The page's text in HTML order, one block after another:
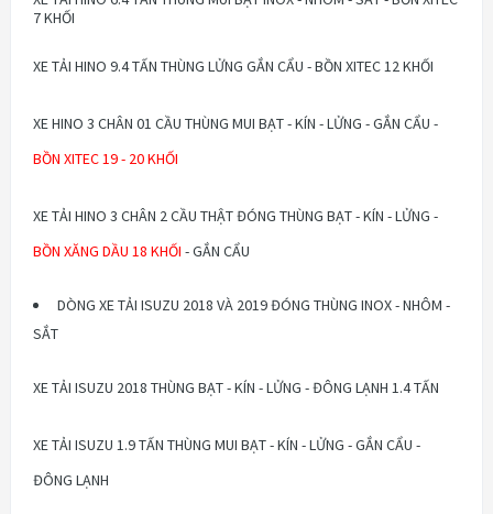
7 KHỐI
XE TẢI HINO 9.4 TẤN THÙNG LỬNG GẮN CẨU - BỒN XITEC 12 KHỐI
XE HINO 3 CHÂN 01 CẦU THÙNG MUI BẠT - KÍN - LỬNG - GẮN CẨU -
BỒN XITEC 19 - 20 KHỐI
XE TẢI HINO 3 CHÂN 2 CẦU THẬT ĐÓNG THÙNG BẠT - KÍN - LỬNG -
BỒN XĂNG DẦU 18 KHỐI - GẮN CẨU
DÒNG XE TẢI ISUZU 2018 VÀ 2019 ĐÓNG THÙNG INOX - NHÔM -
SẮT
XE TẢI ISUZU 2018 THÙNG BẠT - KÍN - LỬNG - ĐÔNG LẠNH 1.4 TẤN
XE TẢI ISUZU 1.9 TẤN THÙNG MUI BẠT - KÍN - LỬNG - GẮN CẨU -
ĐÔNG LẠNH